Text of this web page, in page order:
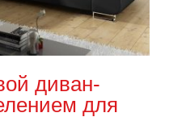
диван-
для